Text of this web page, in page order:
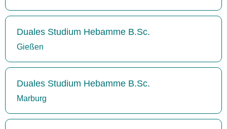
Duales Studium Hebamme B.Sc.
Gießen
Duales Studium Hebamme B.Sc.
Marburg